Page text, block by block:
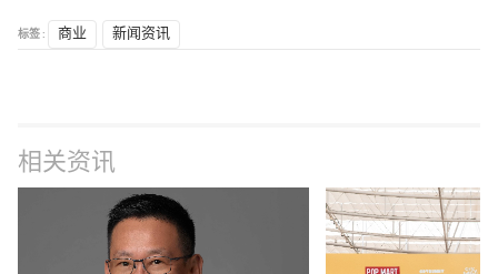
标签 : 商业 新闻资讯
相关资讯